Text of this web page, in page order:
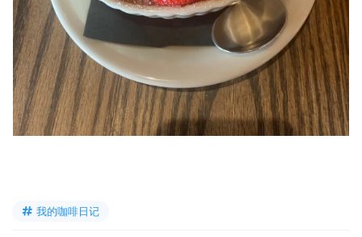
我的咖啡日记